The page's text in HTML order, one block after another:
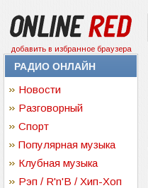
добавить в избранное браузера
РАДИО ОНЛАЙН
Новости
Разговорный
Спорт
Популярная музыка
Клубная музыка
Рэп / R'n'B / Хип-Хоп